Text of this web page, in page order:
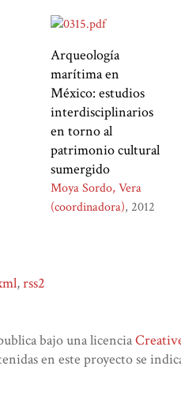
Arqueología
marítima en
México: estudios
interdisciplinarios
en torno al
patrimonio cultural
sumergido
Moya Sordo, Vera
(coordinadora) 2012
,rss2
bajo una licencia
en este proyecto se